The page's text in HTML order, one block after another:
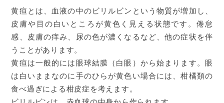
黄疸とは、血液の中のビリルビンという物質が増加し、
皮膚や目の白いところが黄色く見える状態です。倦怠
感、皮膚の痒み、尿の色が濃くなるなど、他の症状を伴
うことがあります。
黄疸は一般的には眼球結膜（白眼）から始まります。眼
は白いままなのに手のひらが黄色い場合には、柑橘類の
食べ過ぎによる柑皮症を考えます。